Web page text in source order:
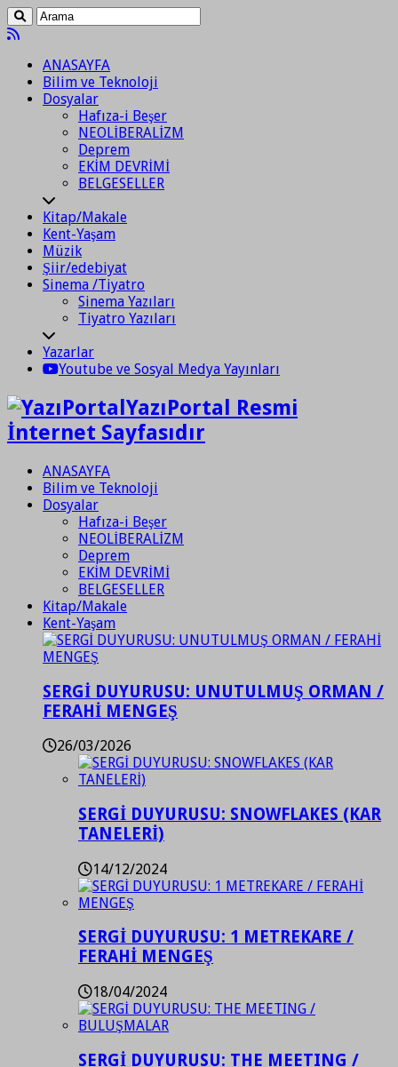
ANASAYFA
Bilim ve Teknoloji
Dosyalar
Hafıza-i Beşer
NEOLİBERALİZM
Deprem
EKİM DEVRİMİ
BELGESELLER
Kitap/Makale
Kent-Yaşam
Müzik
Şiir/edebiyat
Sinema /Tiyatro
Sinema Yazıları
Tiyatro Yazıları
Yazarlar
Youtube ve Sosyal Medya Yayınları
YazıPortal Resmi
İnternet Sayfasıdır
ANASAYFA
Bilim ve Teknoloji
Dosyalar
Hafıza-i Beşer
NEOLİBERALİZM
Deprem
EKİM DEVRİMİ
BELGESELLER
Kitap/Makale
Kent-Yaşam
SERGİ DUYURUSU: UNUTULMUŞ ORMAN /
FERAHİ MENGEŞ
26/03/2026
SERGİ DUYURUSU: SNOWFLAKES (KAR
TANELERİ)
14/12/2024
SERGİ DUYURUSU: 1 METREKARE /
FERAHİ MENGEŞ
18/04/2024
SERGİ DUYURUSU: THE MEETING /